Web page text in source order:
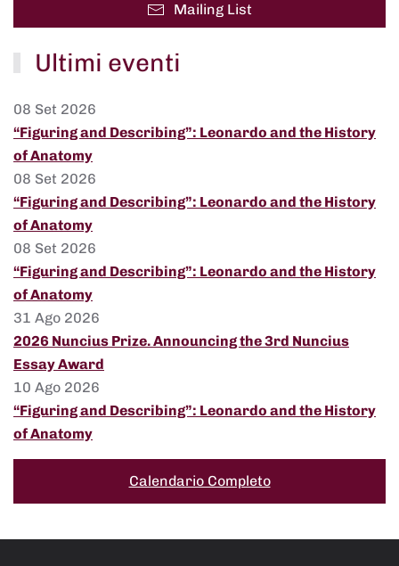
Mailing List
Ultimi eventi
08 Set 2026
“Figuring and Describing”: Leonardo and the History
of Anatomy
08 Set 2026
“Figuring and Describing”: Leonardo and the History
of Anatomy
08 Set 2026
“Figuring and Describing”: Leonardo and the History
of Anatomy
31 Ago 2026
2026 Nuncius Prize. Announcing the 3rd Nuncius
Essay Award
10 Ago 2026
“Figuring and Describing”: Leonardo and the History
of Anatomy
Calendario Completo